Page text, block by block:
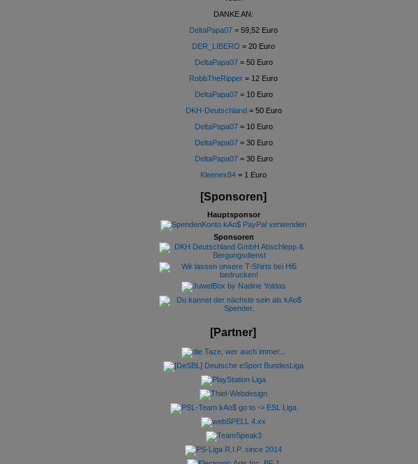
DANKE AN:
DeltaPapa07 = 59,52 Euro
DER_LIBERO = 20 Euro
DeltaPapa07= 50 Euro
RobbTheRipper = 12 Euro
DeltaPapa07= 10 Euro
DKH-Deutschland = 50 Euro
DeltaPapa07= 10 Euro
DeltaPapa07= 30 Euro
DeltaPapa07= 30 Euro
Kleenex84 = 1 Euro
[Sponsoren]
Hauptsponsor
Sponsoren
[Partner]